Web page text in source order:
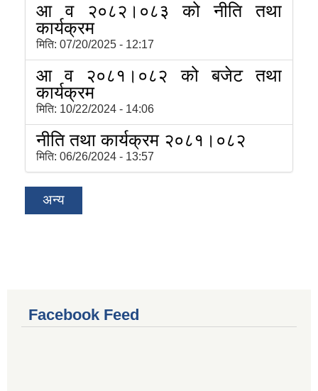
आ व २०८२।०८३ को नीति तथा
कार्यक्रम
मिति: 07/20/2025 - 12:17
आ व २०८१।०८२ को बजेट तथा
कार्यक्रम
मिति: 10/22/2024 - 14:06
नीति तथा कार्यक्रम २०८१।०८२
मिति: 06/26/2024 - 13:57
अन्य
Facebook Feed